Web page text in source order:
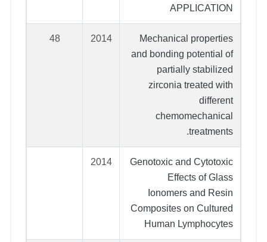
APPLICATION
Mechanical properties
and bonding potential of
partially stabilized
zirconia treated with
different
chemomechanical
treatments.
2014
48
Genotoxic and Cytotoxic
Effects of Glass
Ionomers and Resin
Composites on Cultured
Human Lymphocytes
2014